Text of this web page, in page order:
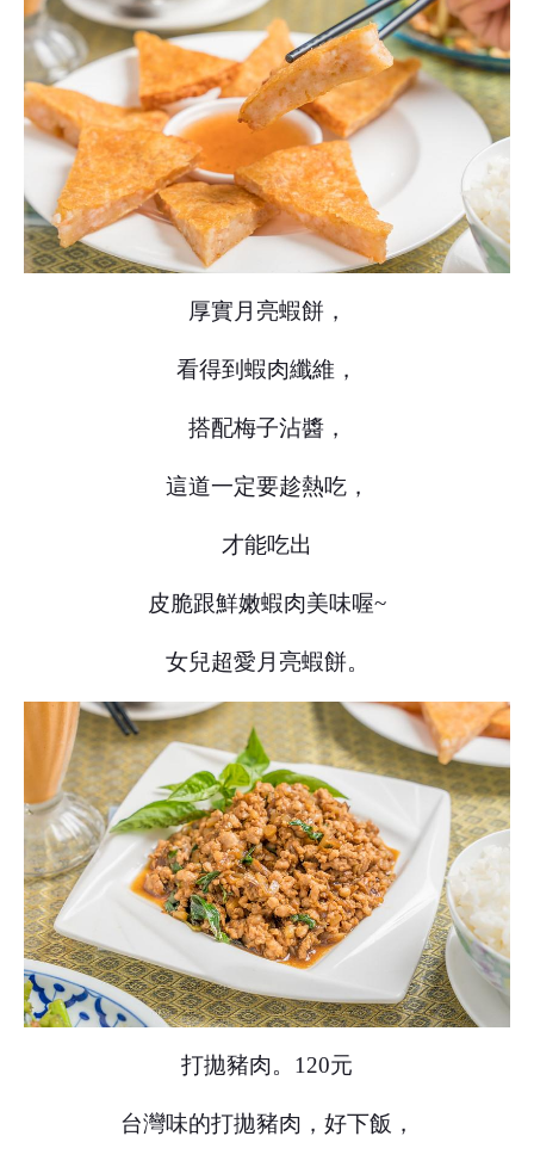
厚實月亮蝦餅，
看得到蝦肉纖維，
搭配梅子沾醬，
這道一定要趁熱吃，
才能吃出
皮脆跟鮮嫩蝦肉美味喔~
女兒超愛月亮蝦餅。
打拋豬肉。120元
台灣味的打拋豬肉，好下飯，